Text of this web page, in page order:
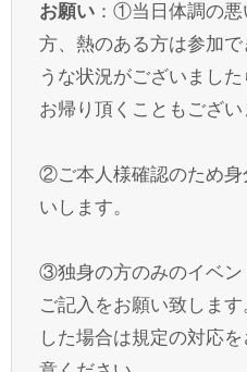
お願い ：①当日体調の
方、熱のある方は参加
うな状況がございまし
お帰り頂くこともござい
②ご本人様確認のため身
いします。
③独身の方のみのイベン
ご記入をお願い致しま
した場合は規定の対応